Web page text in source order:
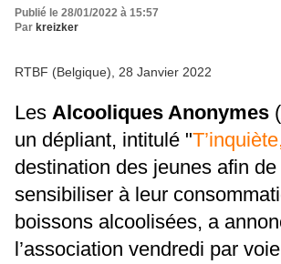
Publié le 28/01/2022 à 15:57
Par kreizker
RTBF (Belgique), 28 Janvier 2022
Les Alcooliques Anonymes
un dépliant, intitulé "
destination des jeunes afin
sensibiliser à leur
boissons alcoolisées, a
l’association vendredi par